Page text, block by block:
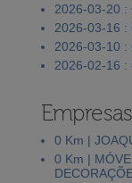
2026-03-20 :
2026-03-16 :
2026-03-10 :
2026-02-16 :
0 Km |
0 Km |